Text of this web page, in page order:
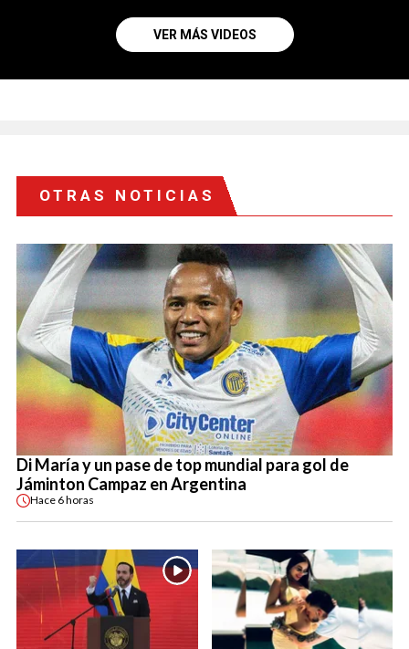
VER MÁS VIDEOS
OTRAS NOTICIAS
Di María y un pase de top mundial para gol de
Jáminton Campaz en Argentina
Hace 6 horas